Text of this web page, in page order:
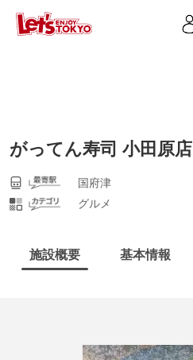
がってん寿司 小田原店
国府津
グルメ
施設概要 基本情報